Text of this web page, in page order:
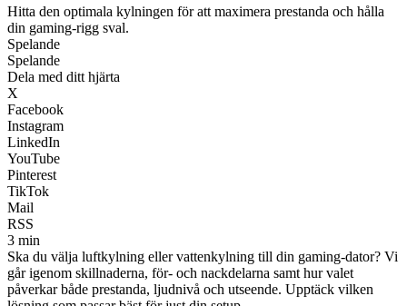
Hitta den optimala kylningen för att maximera prestanda och hålla
din gaming‑rigg sval.
Spelande
Spelande
Dela med ditt hjärta
X
Facebook
Instagram
LinkedIn
YouTube
Pinterest
TikTok
Mail
RSS
3 min
Ska du välja luftkylning eller vattenkylning till din gaming‑dator? Vi
går igenom skillnaderna, för‑ och nackdelarna samt hur valet
påverkar både prestanda, ljudnivå och utseende. Upptäck vilken